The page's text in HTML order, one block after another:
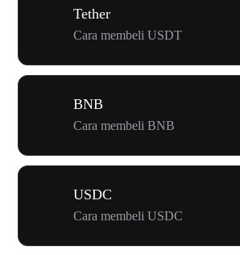
Tether
Cara membeli USDT
BNB
Cara membeli BNB
USDC
Cara membeli USDC